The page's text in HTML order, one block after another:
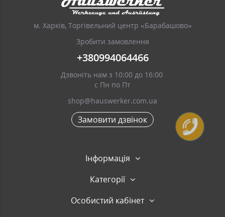
м. Харків, Торгівельний центр «Барабашово»
Зробити замовлення
+380994064466
Дзвоніть нам з 10:00 до 16:00
с Пн по Пт
shop@hauswerker.com.ua
Замовити дзвінок
Інформація
Категорії
Особистий кабінет